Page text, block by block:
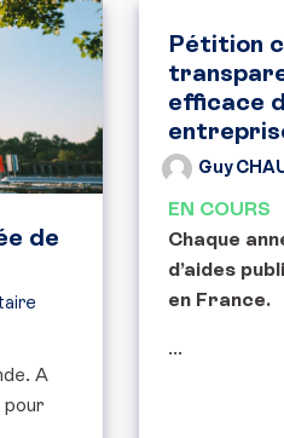
de
A
Pétition
efficace
Guy
EN COURS
Chaque
d’aides
en France.
...